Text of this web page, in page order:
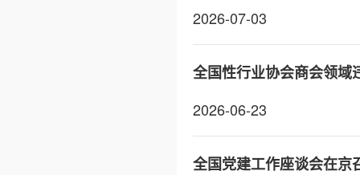
2026-07-03
全国性行业协会商会领域
2026-06-23
全国党建工作座谈会在京